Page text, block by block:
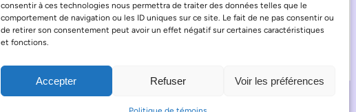
consentir à ces technologies nous permettra de traiter des données telles que le
comportement de navigation ou les ID uniques sur ce site. Le fait de ne pas consentir ou
de retirer son consentement peut avoir un effet négatif sur certaines caractéristiques
et fonctions.
Accepter Refuser Voir les préférences